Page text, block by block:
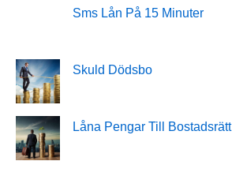
Sms Lån På 15 Minuter
Skuld Dödsbo
Låna Pengar Till Bostadsrätt